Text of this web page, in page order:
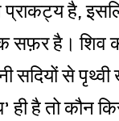
प्राकट्य है,
सफ़र है। शिव
सदियों से
है तो कौन